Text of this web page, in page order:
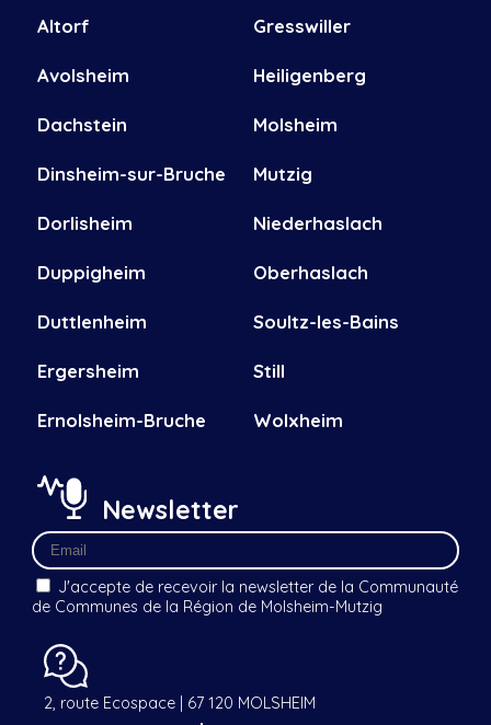
Altorf
Avolsheim
Dachstein
Dinsheim-sur-Bruche
Dorlisheim
Duppigheim
Duttlenheim
Ergersheim
Ernolsheim-Bruche
Gresswiller
Heiligenberg
Molsheim
Mutzig
Niederhaslach
Oberhaslach
Soultz-les-Bains
Still
Wolxheim
Newsletter
J'accepte de recevoir la newsletter de la Communauté
de Communes de la Région de Molsheim-Mutzig
2, route Ecospace | 67 120 MOLSHEIM